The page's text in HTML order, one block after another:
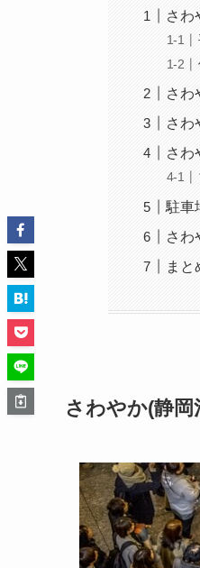
さわ
さわ
さわ
さわ
駐車
さわ
まと
さわやか(静岡